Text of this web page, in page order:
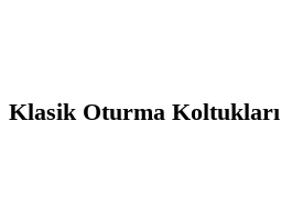
Klasik Oturma Koltukları